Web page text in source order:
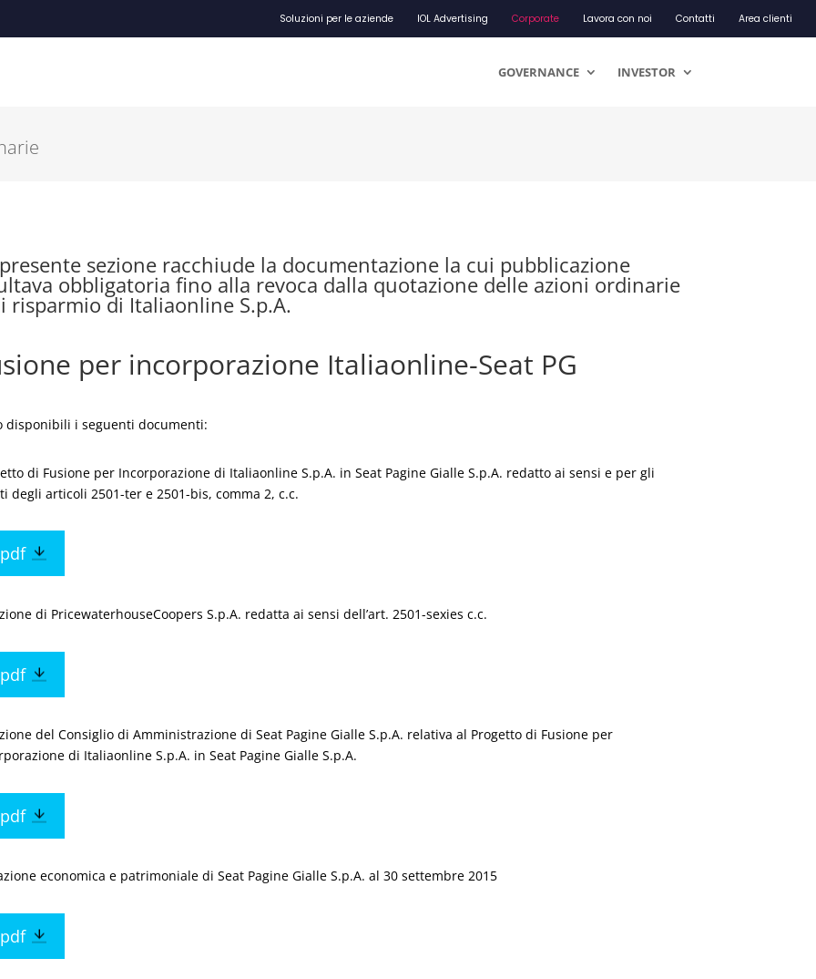
Soluzioni per le aziende IOL Advertising Corporate Lavora con noi Contatti Area clienti
GOVERNANCE INVESTOR
sezione racchiude la documentazione la cui pubblicazione
obbligatoria fino alla revoca dalla quotazione delle azioni ordinarie
risparmio di Italiaonline S.p.A.
per incorporazione Italiaonline-Seat PG
disponibili i seguenti documenti:
di Fusione per Incorporazione di Italiaonline S.p.A. in Seat Pagine Gialle S.p.A. redatto ai sensi e per gli
degli articoli 2501-ter e 2501-bis, comma 2, c.c.
pdf
di PricewaterhouseCoopers S.p.A. redatta ai sensi dell’art. 2501-sexies c.c.
pdf
del Consiglio di Amministrazione di Seat Pagine Gialle S.p.A. relativa al Progetto di Fusione per
di Italiaonline S.p.A. in Seat Pagine Gialle S.p.A.
pdf
economica e patrimoniale di Seat Pagine Gialle S.p.A. al 30 settembre 2015
pdf